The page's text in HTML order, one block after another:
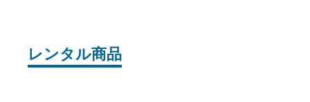
レンタル商品